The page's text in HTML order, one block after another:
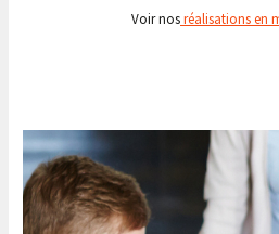
Voir nosréalisations en